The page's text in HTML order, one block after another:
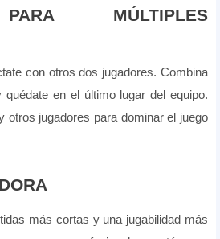
MÚLTIPLES
con otros dos jugadores. Combina
en el último lugar del equipo.
otros jugadores para dominar el juego
más cortas y una jugabilidad más